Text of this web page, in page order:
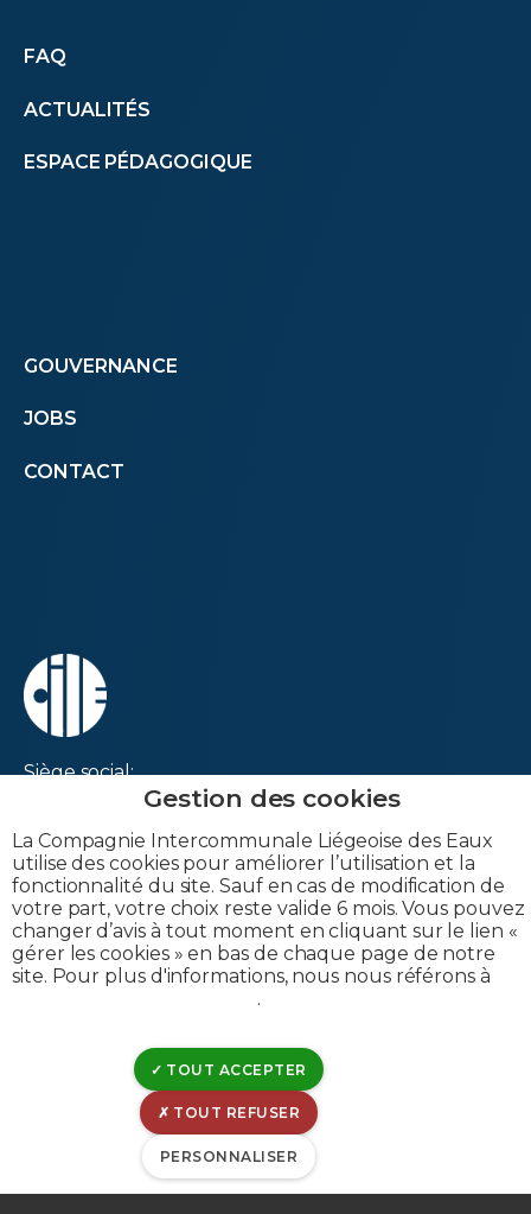
Autres
menus
FAQ
ACTUALITÉS
ESPACE PÉDAGOGIQUE
Footer
menu
GOUVERNANCE
JOBS
CONTACT
Siège social:
Rue Canal de l'Ourthe, 8
B-4031 Angleur
Belgique
IBAN : BE53-0963-6030-0053
BIC : GKCCBEBB
Mentions légales
Déclaration de confidentialité
La Compagnie Intercommunale Liégeoise des Eaux
utilise des cookies pour améliorer l’utilisation et la
fonctionnalité du site. Sauf en cas de modification de
votre part, votre choix reste valide 6 mois. Vous pouvez
changer d’avis à tout moment en cliquant sur le lien «
gérer les cookies » en bas de chaque page de notre
site. Pour plus d'informations, nous nous référons à
.
TOUT ACCEPTER
TOUT REFUSER
PERSONNALISER